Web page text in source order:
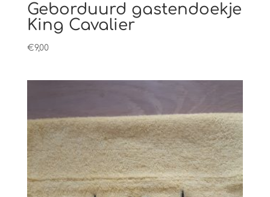
Geborduurd gastendoekje
King Cavalier
€9,00